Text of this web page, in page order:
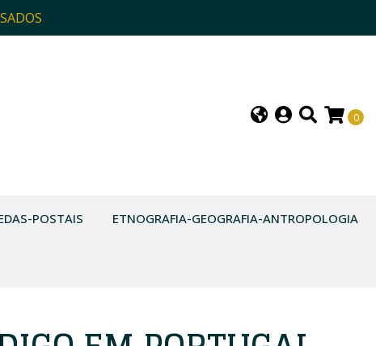
0
POSTAIS ETNOGRAFIA-GEOGRAFIA-ANTROPOLOGIA